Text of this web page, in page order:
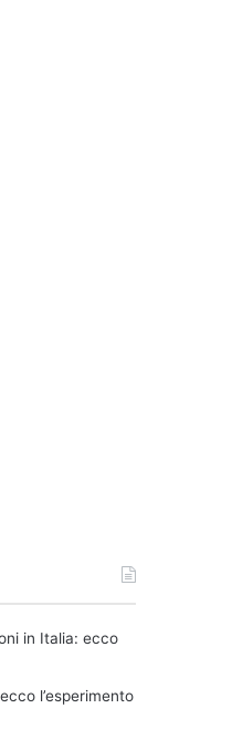
in Italia: ecco
l’esperimento